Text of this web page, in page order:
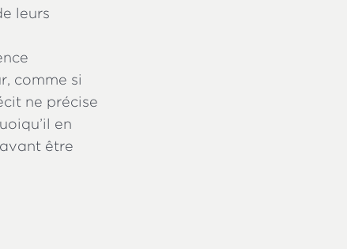
leurs
comme si
ne précise
en
être